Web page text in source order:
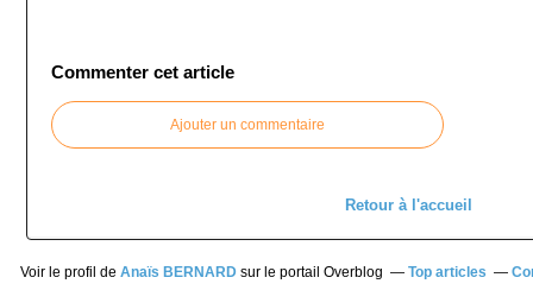
Commenter cet article
Ajouter un commentaire
Retour à l'accueil
Voir le profil de Anaïs BERNARDsur le portail Overblog Top articles